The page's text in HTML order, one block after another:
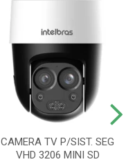
CAMERA TV P/SIST. SEG
VHD 3206 MINI SD